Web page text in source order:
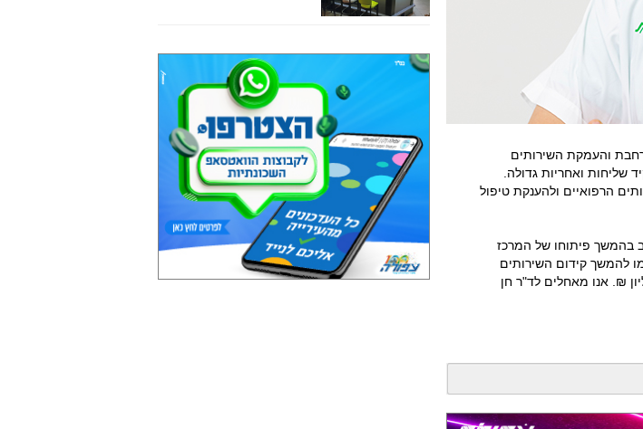
והעמקת השירותים
שליחות ואחריות גדולה.
הרפואיים ולהענקת טיפול
בהמשך פיתוחו של המרכז
להמשך קידום השירותים
לקראת סוף השנה, המרכז יעבור שיפוץ נרחב בהיקף של 30 מיליון ₪. אנו מאחלים לד"ר חן